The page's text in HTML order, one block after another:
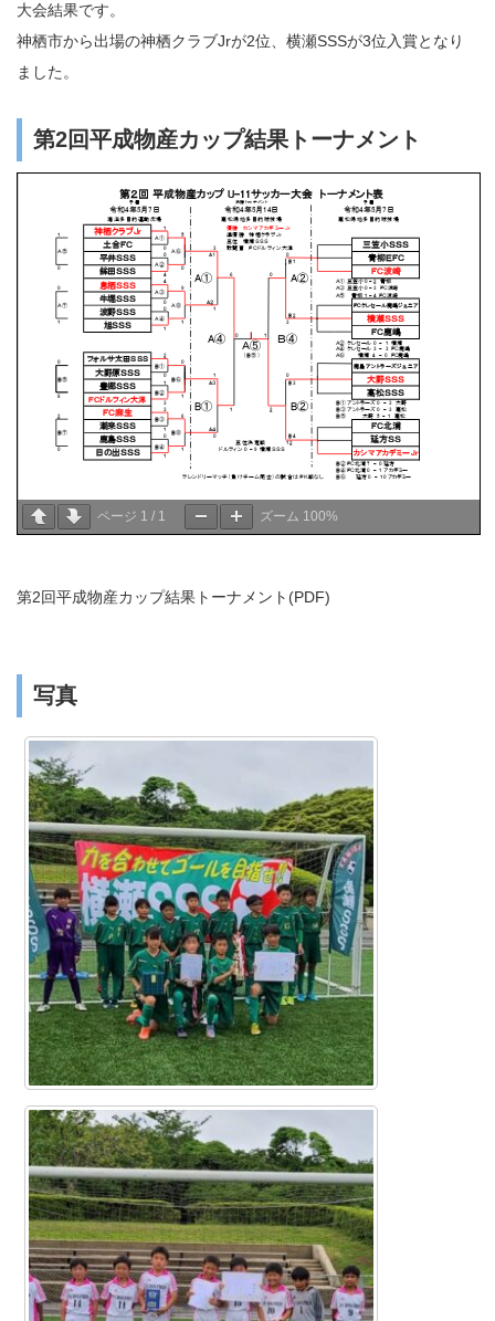
大会結果です。
神栖市から出場の神栖クラブJrが2位、横瀬SSSが3位入賞となり
ました。
第2回平成物産カップ結果トーナメント
ページ 1 / 1 ズーム 100%
第2回平成物産カップ結果トーナメント(PDF)
写真